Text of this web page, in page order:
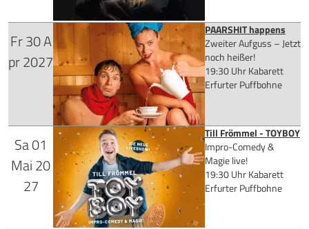
Mehr Infos
Tickets kaufen
für 29,90 €
Mehr Infos
Tickets kaufen
Fr30A
pr2027
PAARSHIT happens
Zweiter Aufguss – Jetzt
noch heißer!
19:30 Uhr Kabarett
Erfurter Puffbohne
für 28,90 €
Sa01
Mai20
27
Till Frömmel - TOYBOY
Impro-Comedy &
Magie live!
19:30 Uhr Kabarett
Erfurter Puffbohne